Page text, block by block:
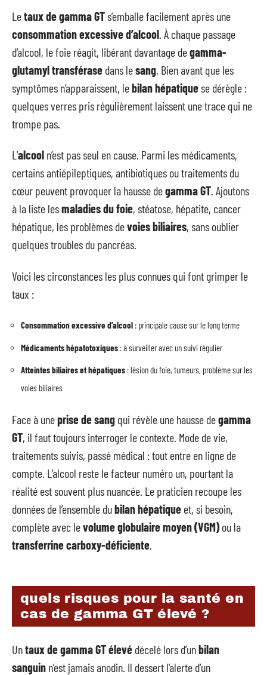
Letaux de gamma GTs’emballe facilement après une
consommation excessive d’alcool . À chaque passage
d’alcool, le foie réagit, libérant davantage degamma-
glutamyl transférase dans lesang . Bien avant que les
symptômes n’apparaissent, lebilan hépatiquese dérègle :
quelques verres pris régulièrement laissent une trace qui ne
trompe pas.
L’alcool n’est pas seul en cause. Parmi les médicaments,
certains antiépileptiques, antibiotiques ou traitements du
cœur peuvent provoquer la hausse degamma GT. Ajoutons
à la liste lesmaladies du foie, stéatose, hépatite, cancer
hépatique, les problèmes devoies biliaires, sans oublier
quelques troubles du pancréas.
Voici les circonstances les plus connues qui font grimper le
taux :
Consommation excessive d’alcool : principale cause sur le long terme
Médicaments hépatotoxiques : à surveiller avec un suivi régulier
Atteintes biliaires et hépatiques : lésion du foie, tumeurs, problème sur les
voies biliaires
Face à uneprise de sang qui révèle une hausse degamma
GT, il faut toujours interroger le contexte. Mode de vie,
traitements suivis, passé médical : tout entre en ligne de
compte. L’alcool reste le facteur numéro un, pourtant la
réalité est souvent plus nuancée. Le praticien recoupe les
données de l’ensemble dubilan hépatique et, si besoin,
complète avec levolume globulaire moyen (VGM)ou la
transferrine carboxy-déficiente
quels risques pour la santé en
cas de gamma GT élevé ?
Untaux de gamma GT élevé décelé lors d’unbilan
sanguin n’est jamais anodin. Il dessert l’alerte d’un